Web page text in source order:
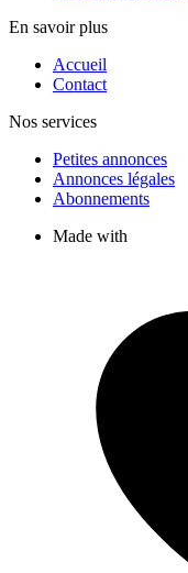
En savoir plus
Accueil
Contact
Nos services
Petites annonces
Annonces légales
Abonnements
Made with